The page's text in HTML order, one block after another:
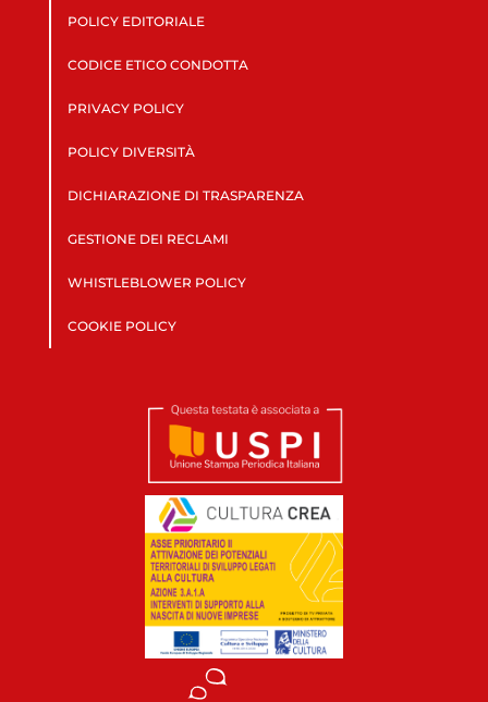
POLICY EDITORIALE
CODICE ETICO CONDOTTA
PRIVACY POLICY
POLICY DIVERSITÀ
DICHIARAZIONE DI TRASPARENZA
GESTIONE DEI RECLAMI
WHISTLEBLOWER POLICY
COOKIE POLICY